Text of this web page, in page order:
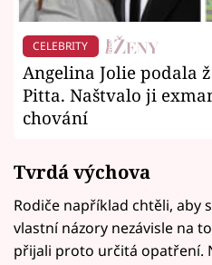
CELEBRITY
Angelina Jolie podala
Pitta. Naštvalo ji
chování
Tvrdá výchova
Rodiče například chtěli, aby
vlastní názory nezávisle na
přijali proto určitá opatření.